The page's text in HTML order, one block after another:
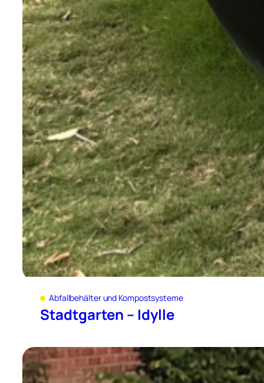
Abfallbehälter und Kompostsysteme
Stadtgarten – Idylle